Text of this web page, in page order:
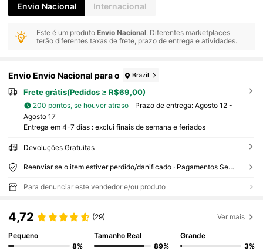
Envio Nacional Internacional
Este é um produtoEnvio Nacional. Diferentes marketplaces
terão diferentes taxas de frete, prazo de entrega e atividades.
Envio Envio Nacional para o Brazil
Frete grátis(Pedidos ≥ R$69,00)
200 pontos, se houver atraso Prazo de entrega: Agosto 12 -
Agosto 17
Entrega em 4-7 dias : exclui finais de semana e feriados
Devoluções Gratuitas
Reenviar se o item estiver perdido/danificado · Pagamentos Seguros · Proteção de privacidade
Para denunciar este vendedor e/ou produto
4,72 (29) Ver mais
Pequeno
8%
Tamanho Real
89%
Grande
3%